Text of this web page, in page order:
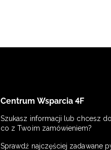
Centrum Wsparcia 4F
Szukasz informacji lub chcesz
co z Twoim zamówieniem?
Sprawdź najczęściej zadawane